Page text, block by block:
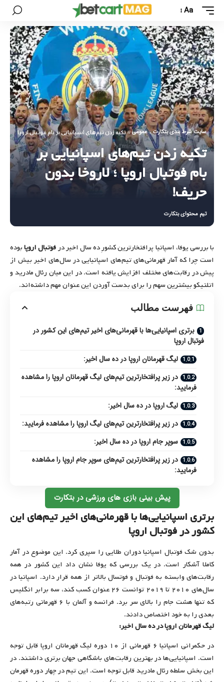
Aa
سایت شرط بندی بتکارت - عمومی - تکیه زدن تیم‌های اسپانیایی بر بام فوتبال اروپا ؛
تکیه زدن تیم‌های اسپانیایی بر
بام فوتبال اروپا ؛ لاروخا بدون
حریف!
تیم محتوای بتکارت
با بررسی یوفا، اسپانیا پرافتخارترین کشورِ ده سال اخیر درفوتبال اروپابوده
است چرا که آمار قهرمانی‌های تیم‌های اسپانیایی در سال‌های اخیر بیش از
پیش در رقابت‌های مختلف افزایش یافته است. در این میان رئال مادرید و
اتلتیکو بیشترین سهم را برای بدست آوردن این عنوان مهم داشته‌اند.
فهرست مطالب
برتری اسپانیایی‌ها با قهرمانی‌های اخیر تیم‌های این کشور در
فوتبال اروپا
لیگ قهرمانان اروپا در ده سال اخیر:
در زیر پرافتخارترین تیم‌های لیگ قهرمانان اروپا را مشاهده
فرمایید:
لیگ اروپا در ده سال اخیر:
در زیر پرافتخارترین تیم‌های لیگ اروپا را مشاهده فرمایید:
سوپر جام اروپا در ده سال اخیر:
در زیر پرافتخارترین تیم‌های سوپر جام اروپا را مشاهده
فرمایید:
پیش بینی بازی های ورزشی در بتکارت
برتری اسپانیایی‌ها با قهرمانی‌های اخیر تیم‌های این
کشور در فوتبال اروپا
بدون شک فوتبال اسپانیا دوران طلایی را سپری کرد. این موضوع در آمار
کاملا آشکار است. در یک بررسی که یوفا نشان داد این کشور در همه
رقابت‌های وابسته به فوتبال و فوتسال بالاتر از همه قرار دارد. اسپانیا در
سال‌های ۲۰۱۰ تا ۲۰۱۹ توانست ۲۶ عنوان کسب کند، سه برابر انگلیس
که تنها هشت جام را بالای سر برد. فرانسه و آلمان با ۶ قهرمانی رتبه‌های
بعدی را به خود اختصاص دادند.
لیگ قهرمانان اروپا در ده سال اخیر:
در حکمرانی اسپانیا ۶ قهرمانی از ۱۰ دوره لیگ قهرمانان اروپا قابل توجه
است. اسپانیایی‌ها در بهترین رقابت‌های باشگاهی جهان برتری داشتند. در
این بخش سلطه رئال مادرید قابل توجه است. این تیم در چهار دوره قهرمان